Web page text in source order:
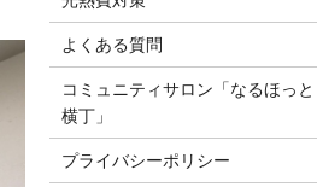
よくある質問
コミュニティサロン「なるほっと
横丁」
プライバシーポリシー